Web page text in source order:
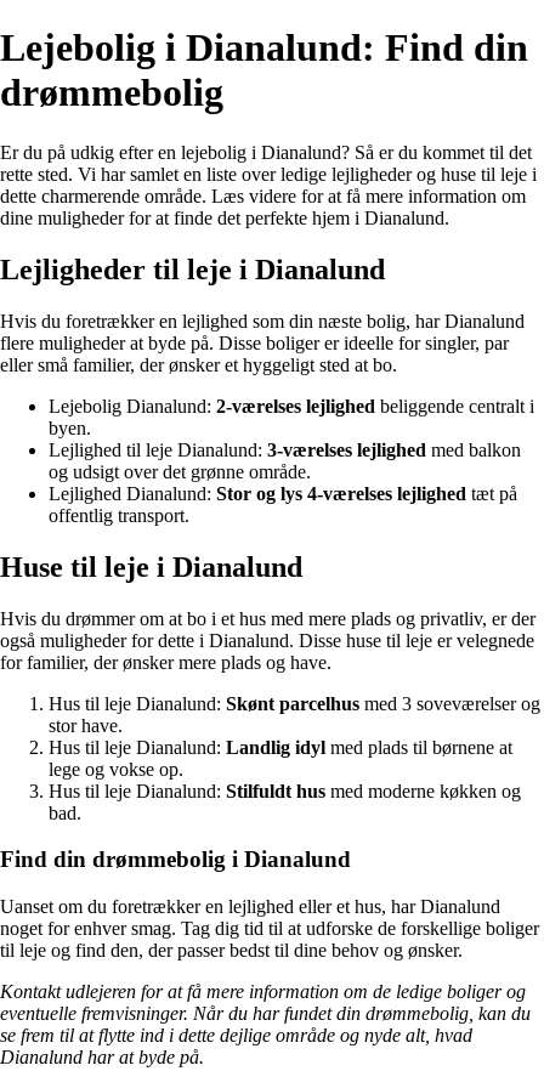
Lejebolig i Dianalund: Find din
drømmebolig
Er du på udkig efter en lejebolig i Dianalund? Så er du kommet til det
rette sted. Vi har samlet en liste over ledige lejligheder og huse til leje i
dette charmerende område. Læs videre for at få mere information om
dine muligheder for at finde det perfekte hjem i Dianalund.
Lejligheder til leje i Dianalund
Hvis du foretrækker en lejlighed som din næste bolig, har Dianalund
flere muligheder at byde på. Disse boliger er ideelle for singler, par
eller små familier, der ønsker et hyggeligt sted at bo.
Lejebolig Dianalund: 2-værelses lejlighed beliggende centralt i
byen.
Lejlighed til leje Dianalund: 3-værelses lejlighed med balkon
og udsigt over det grønne område.
Lejlighed Dianalund: Stor og lys 4-værelses lejlighed tæt på
offentlig transport.
Huse til leje i Dianalund
Hvis du drømmer om at bo i et hus med mere plads og privatliv, er der
også muligheder for dette i Dianalund. Disse huse til leje er velegnede
for familier, der ønsker mere plads og have.
Hus til leje Dianalund: Skønt parcelhus med 3 soveværelser og
stor have.
Hus til leje Dianalund: Landlig idyl med plads til børnene at
lege og vokse op.
Hus til leje Dianalund: Stilfuldt hus med moderne køkken og
bad.
Find din drømmebolig i Dianalund
Uanset om du foretrækker en lejlighed eller et hus, har Dianalund
noget for enhver smag. Tag dig tid til at udforske de forskellige boliger
til leje og find den, der passer bedst til dine behov og ønsker.
Kontakt udlejeren for at få mere information om de ledige boliger og
eventuelle fremvisninger. Når du har fundet din drømmebolig, kan du
se frem til at flytte ind i dette dejlige område og nyde alt, hvad
Dianalund har at byde på.